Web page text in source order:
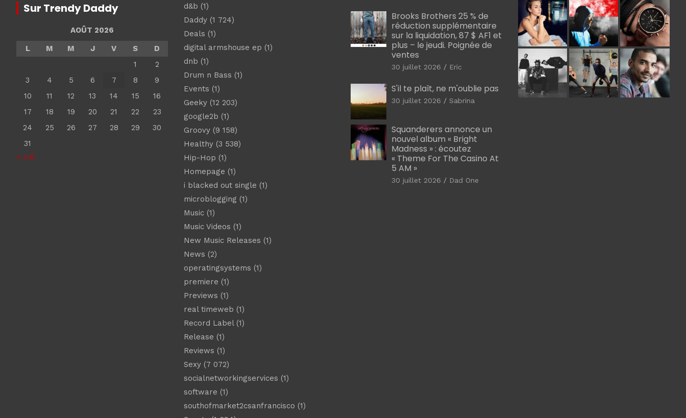
Sur Trendy Daddy
AOÛT 2026
L
M M J V S
D
1
2
3
4 5 6 7 8
9
10
11 12 13 14 15
16
17
18 19 20 21 22
23
24
25 26 27 28 29
30
31
« Juil
d&b (1)
Daddy(1 724)
Deals (1)
digital armshouse ep (1)
dnb (1)
Drum n Bass (1)
Events (1)
Geeky(12 203)
google2b (1)
Groovy(9 158)
Healthy(3 538)
Hip-Hop (1)
Homepage (1)
i blacked out single (1)
microblogging (1)
Music(1)
Music Videos (1)
New Music Releases (1)
News (2)
operatingsystems (1)
premiere (1)
Previews (1)
real timeweb (1)
Record Label(1)
Release (1)
Reviews (1)
Sexy(7 072)
socialnetworkingservices (1)
software (1)
southofmarket2csanfrancisco (1)
Brooks Brothers 25 % de
réduction supplémentaire
sur la liquidation, 87 $ AF1 et
plus – le jeudi. Poignée de
ventes
30 juillet 2026 Eric
S'il te plaît, ne m'oublie pas
30 juillet 2026 Sabrina
Squanderers annonce un
nouvel album « Bright
Madness » : écoutez
« Theme For The Casino At
5 AM »
30 juillet 2026 Dad One